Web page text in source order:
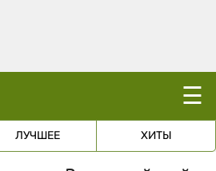
☰
ЛУЧШЕЕ ХИТЫ